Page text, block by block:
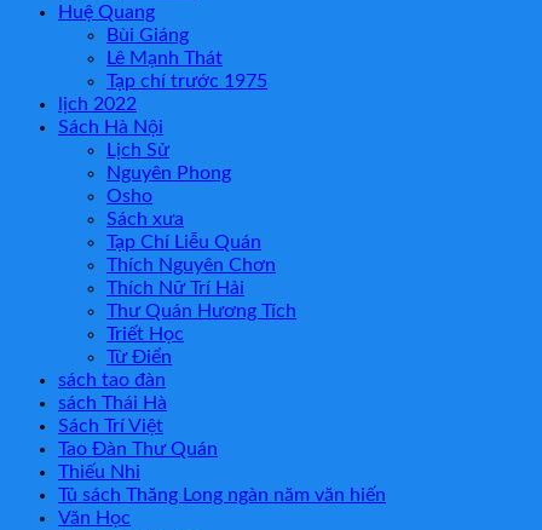
Huệ Quang
Bùi Giáng
Lê Mạnh Thát
Tạp chí trước 1975
lịch 2022
Sách Hà Nội
Lịch Sử
Nguyên Phong
Osho
Sách xưa
Tạp Chí Liễu Quán
Thích Nguyên Chơn
Thích Nữ Trí Hải
Thư Quán Hương Tích
Triết Học
Từ Điển
sách tao đàn
sách Thái Hà
Sách Trí Việt
Tao Đàn Thư Quán
Thiếu Nhi
Tủ sách Thăng Long ngàn năm văn hiến
Văn Học